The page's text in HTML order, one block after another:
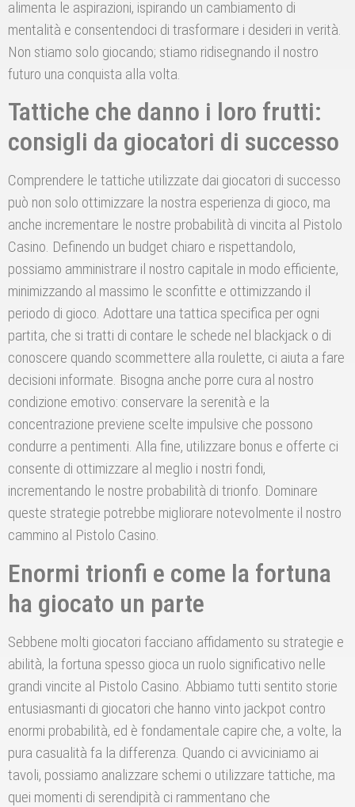
alimenta le aspirazioni, ispirando un cambiamento di
mentalità e consentendoci di trasformare i desideri in verità.
Non stiamo solo giocando; stiamo ridisegnando il nostro
futuro una conquista alla volta.
Tattiche che danno i loro frutti:
consigli da giocatori di successo
Comprendere le tattiche utilizzate dai giocatori di successo
può non solo ottimizzare la nostra esperienza di gioco, ma
anche incrementare le nostre probabilità di vincita al Pistolo
Casino. Definendo un budget chiaro e rispettandolo,
possiamo amministrare il nostro capitale in modo efficiente,
minimizzando al massimo le sconfitte e ottimizzando il
periodo di gioco. Adottare una tattica specifica per ogni
partita, che si tratti di contare le schede nel blackjack o di
conoscere quando scommettere alla roulette, ci aiuta a fare
decisioni informate. Bisogna anche porre cura al nostro
condizione emotivo: conservare la serenità e la
concentrazione previene scelte impulsive che possono
condurre a pentimenti. Alla fine, utilizzare bonus e offerte ci
consente di ottimizzare al meglio i nostri fondi,
incrementando le nostre probabilità di trionfo. Dominare
queste strategie potrebbe migliorare notevolmente il nostro
cammino al Pistolo Casino.
Enormi trionfi e come la fortuna
ha giocato un parte
Sebbene molti giocatori facciano affidamento su strategie e
abilità, la fortuna spesso gioca un ruolo significativo nelle
grandi vincite al Pistolo Casino. Abbiamo tutti sentito storie
entusiasmanti di giocatori che hanno vinto jackpot contro
enormi probabilità, ed è fondamentale capire che, a volte, la
pura casualità fa la differenza. Quando ci avviciniamo ai
tavoli, possiamo analizzare schemi o utilizzare tattiche, ma
quei momenti di serendipità ci rammentano che